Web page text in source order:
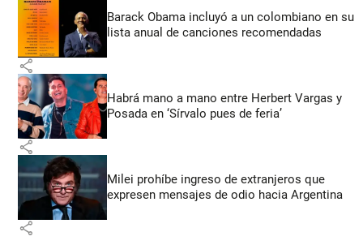
Barack Obama incluyó a un colombiano en su
lista anual de canciones recomendadas
share
Habrá mano a mano entre Herbert Vargas y
Posada en ‘Sírvalo pues de feria’
share
Milei prohíbe ingreso de extranjeros que
expresen mensajes de odio hacia Argentina
share